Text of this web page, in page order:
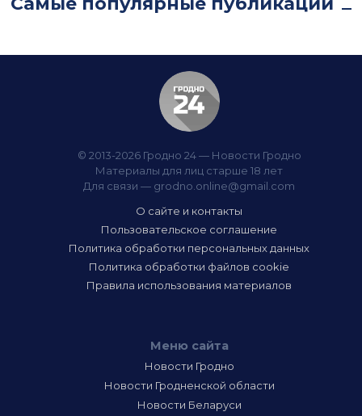
© 2013-2026 Гродно 24 — Новости Гродно
Материалы для лиц старше 18 лет
Для связи — grodno.online@gmail.com
О сайте и контакты
Пользовательское соглашение
Политика обработки персональных данных
Политика обработки файлов cookie
Правила использования материалов
Меню сайта
Новости Гродно
Новости Гродненской области
Новости Беларуси